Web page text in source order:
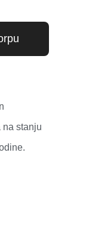
na stanju